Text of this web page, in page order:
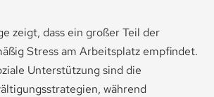
zeigt, dass ein großer Teil der
Stress am Arbeitsplatz empfindet.
Unterstützung sind die
während